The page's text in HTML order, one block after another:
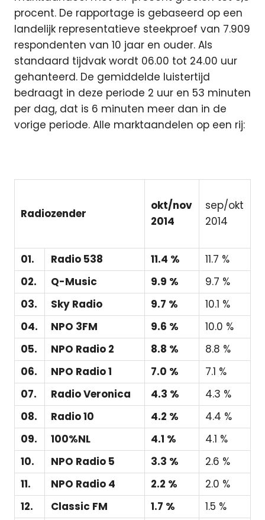
procent. De rapportage is gebaseerd op een
landelijk representatieve steekproef van 7.909
respondenten van 10 jaar en ouder. Als
standaard tijdvak wordt 06.00 tot 24.00 uur
gehanteerd. De gemiddelde luistertijd
bedraagt in deze periode 2 uur en 53 minuten
per dag, dat is 6 minuten meer dan in de
vorige periode. Alle marktaandelen op een rij:
Radiozender
okt/nov
2014
sep/okt
2014
01. Radio 538 11.4 %
11.7 %
02.
Q-Music 9.9 %
9.7 %
03.
Sky Radio 9.7 %
10.1 %
04.
NPO 3FM 9.6 %
10.0 %
05.
NPO Radio 2 8.8 %
8.8 %
06.
NPO Radio 1 7.0 %
7.1 %
07.
Radio Veronica 4.3 %
4.3 %
08.
Radio 10 4.2 %
4.4 %
09.
100%NL 4.1 %
4.1 %
10.
NPO Radio 5 3.3 %
2.6 %
11.
NPO Radio 4 2.2 %
2.0 %
12.
Classic FM 1.7 %
1.5 %